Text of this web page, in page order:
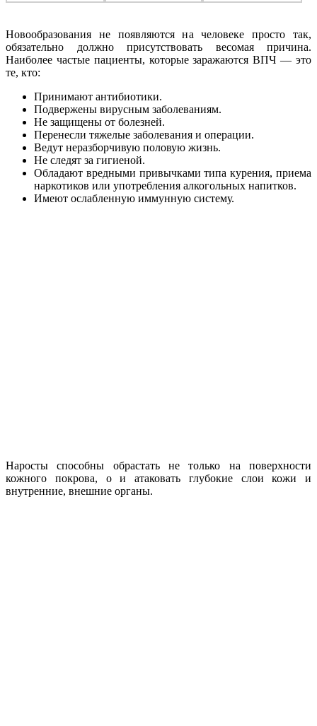
Новообразования не появляются на человеке просто так,
обязательно должно присутствовать весомая причина.
Наиболее частые пациенты, которые заражаются ВПЧ — это
те, кто:
Принимают антибиотики.
Подвержены вирусным заболеваниям.
Не защищены от болезней.
Перенесли тяжелые заболевания и операции.
Ведут неразборчивую половую жизнь.
Не следят за гигиеной.
Обладают вредными привычками типа курения, приема
наркотиков или употребления алкогольных напитков.
Имеют ослабленную иммунную систему.
Наросты способны обрастать не только на поверхности
кожного покрова, о и атаковать глубокие слои кожи и
внутренние, внешние органы.